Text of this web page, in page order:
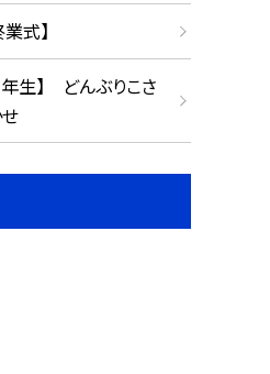
式】
生】 どんぶりこさ